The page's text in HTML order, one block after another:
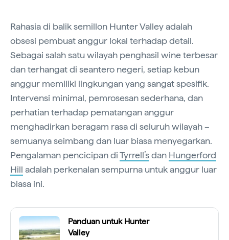
Rahasia di balik semillon Hunter Valley adalah
obsesi pembuat anggur lokal terhadap detail.
Sebagai salah satu wilayah penghasil wine terbesar
dan terhangat di seantero negeri, setiap kebun
anggur memiliki lingkungan yang sangat spesifik.
Intervensi minimal, pemrosesan sederhana, dan
perhatian terhadap pematangan anggur
menghadirkan beragam rasa di seluruh wilayah –
semuanya seimbang dan luar biasa menyegarkan.
Pengalaman pencicipan diTyrrell’sdan Hungerford
Hill adalah perkenalan sempurna untuk anggur luar
biasa ini.
Panduan untuk Hunter
Valley